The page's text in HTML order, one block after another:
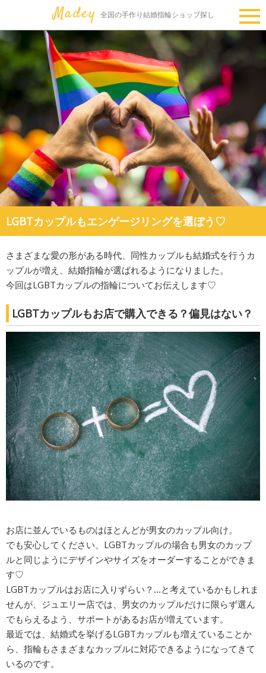
全国の手作り結婚指輪ショップ探し
LGBTカップルもエンゲージリングを選ぼう♡
さまざまな愛の形がある時代、同性カップルも結婚式を行うカ
ップルが増え、結婚指輪が選ばれるようになりました。
今回はLGBTカップルの指輪についてお伝えします♡
LGBTカップルもお店で購入できる？偏見はない？
お店に並んでいるものはほとんどが男女のカップル向け。
でも安心してください、LGBTカップルの場合も男女のカップ
ルと同じようにデザインやサイズをオーダーすることができま
す♡
LGBTカップルはお店に入りずらい？…と考えているかもしれま
せんが、ジュエリー店では、男女のカップルだけに限らず選ん
でもらえるよう、サポートがあるお店が増えています。
最近では、結婚式を挙げるLGBTカップルも増えていることか
ら、指輪もさまざまなカップルに対応できるようになってきて
いるのです。